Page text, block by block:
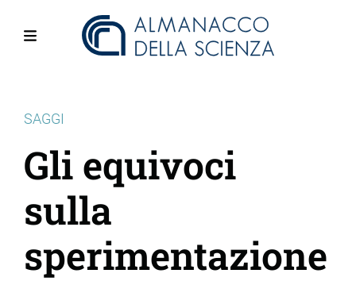
SAGGI
Gli equivoci
sulla
sperimentazione